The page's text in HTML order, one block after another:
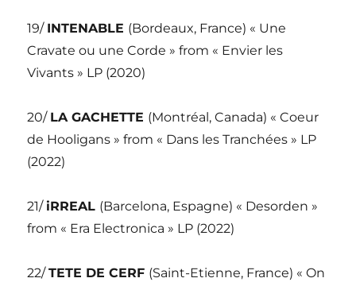
19/ INTENABLE (Bordeaux, France) « Une
Cravate ou une Corde » from « Envier les
Vivants » LP (2020)
20/ LA GACHETTE (Montréal, Canada) « Coeur
de Hooligans » from « Dans les Tranchées » LP
(2022)
21/ iRREAL (Barcelona, Espagne) « Desorden »
from « Era Electronica » LP (2022)
22/TETE DE CERF (Saint-Etienne, France) « On